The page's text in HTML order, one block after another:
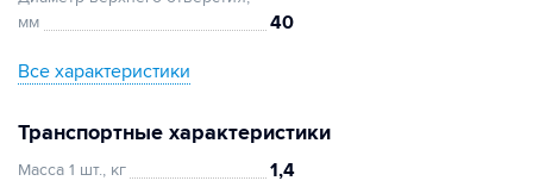
мм
40
Все характеристики
Транспортные характеристики
Масса 1 шт., кг 1,4